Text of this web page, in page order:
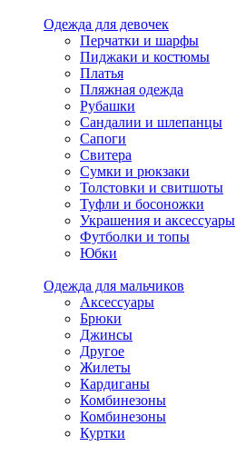
Одежда для девочек
Перчатки и шарфы
Пиджаки и костюмы
Платья
Пляжная одежда
Рубашки
Сандалии и шлепанцы
Сапоги
Свитера
Сумки и рюкзаки
Толстовки и свитшоты
Туфли и босоножки
Украшения и аксессуары
Футболки и топы
Юбки
Одежда для мальчиков
Аксессуары
Брюки
Джинсы
Другое
Жилеты
Кардиганы
Комбинезоны
Комбинезоны
Куртки